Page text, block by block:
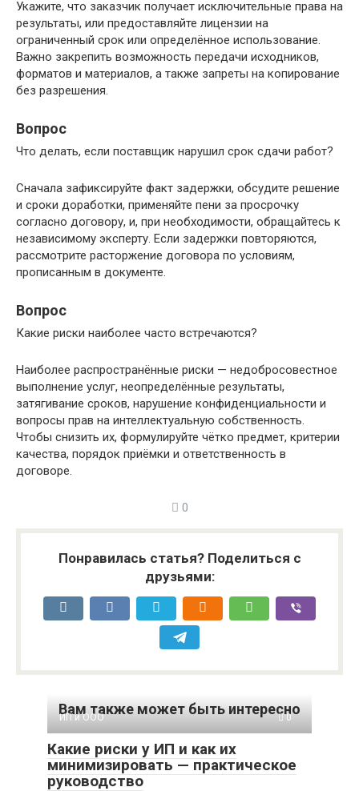
Укажите, что заказчик получает исключительные права на
результаты, или предоставляйте лицензии на
ограниченный срок или определённое использование.
Важно закрепить возможность передачи исходников,
форматов и материалов, а также запреты на копирование
без разрешения.
Вопрос
Что делать, если поставщик нарушил срок сдачи работ?
Сначала зафиксируйте факт задержки, обсудите решение
и сроки доработки, применяйте пени за просрочку
согласно договору, и, при необходимости, обращайтесь к
независимому эксперту. Если задержки повторяются,
рассмотрите расторжение договора по условиям,
прописанным в документе.
Вопрос
Какие риски наиболее часто встречаются?
Наиболее распространённые риски — недобросовестное
выполнение услуг, неопределённые результаты,
затягивание сроков, нарушение конфиденциальности и
вопросы прав на интеллектуальную собственность.
Чтобы снизить их, формулируйте чётко предмет, критерии
качества, порядок приёмки и ответственность в
договоре.
0
Понравилась статья? Поделиться с
друзьями:
Вам также может быть интересно
ИП и ООО 0
Какие риски у ИП и как их
минимизировать — практическое
руководство